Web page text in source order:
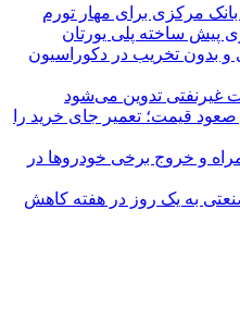
بانک مرکزی برای مهار تورم
پیش ساخته پلی یورتان
بدون تخریب در دکوراسیون
غیرنفتی تدوین می‌شود
قیمت؛ تعمیر جای خرید را
و خروج برخی خودروها در
به یک روز در هفته کاهش